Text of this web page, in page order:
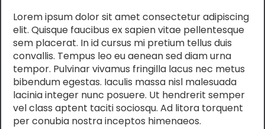
Lorem ipsum dolor sit amet consectetur adipiscing
elit. Quisque faucibus ex sapien vitae pellentesque
sem placerat. In id cursus mi pretium tellus duis
convallis. Tempus leo eu aenean sed diam urna
tempor. Pulvinar vivamus fringilla lacus nec metus
bibendum egestas. Iaculis massa nisl malesuada
lacinia integer nunc posuere. Ut hendrerit semper
vel class aptent taciti sociosqu. Ad litora torquent
per conubia nostra inceptos himenaeos.